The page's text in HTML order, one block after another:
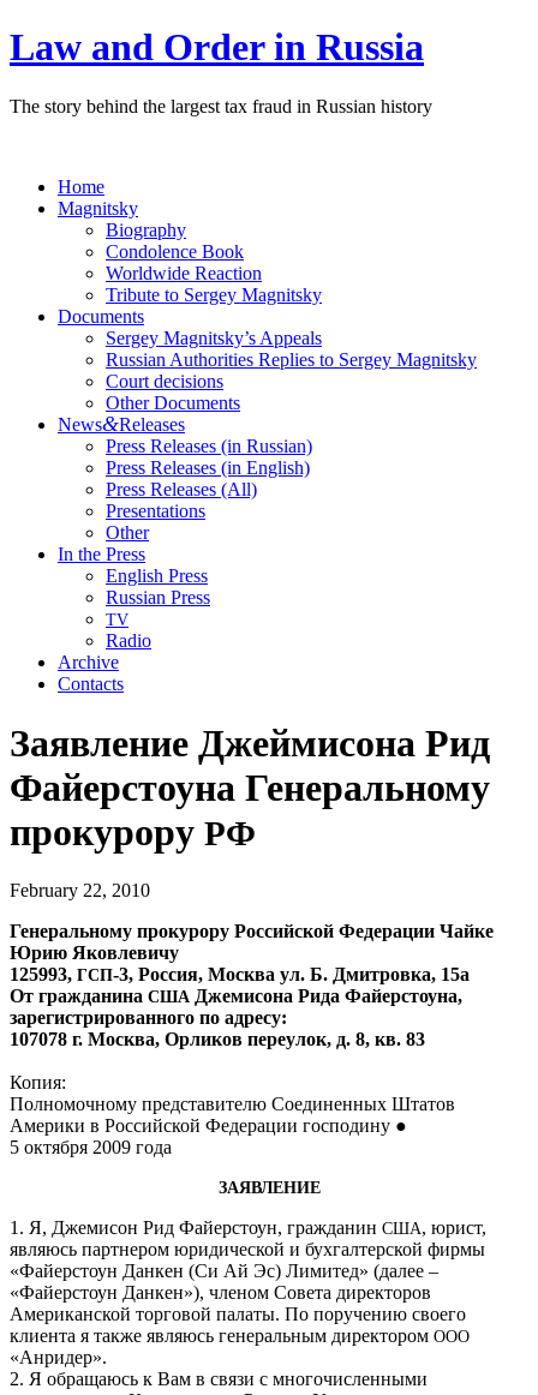
Law and Order in Russia
The story behind the largest tax fraud in Russian history
Home
Magnitsky
Biography
Condolence Book
Worldwide Reaction
Tribute to Sergey Magnitsky
Documents
Sergey Magnitsky’s Appeals
Russian Authorities Replies to Sergey Magnitsky
Court decisions
Other Documents
News&Releases
Press Releases (in Russian)
Press Releases (in English)
Press Releases (All)
Presentations
Other
In the Press
English Press
Russian Press
TV
Radio
Archive
Contacts
Заявление Джеймисона Рид
Файерстоуна Генеральному
прокурору РФ
February 22, 2010
Генеральному прокурору Российской Федерации Чайке
Юрию Яковлевичу
125993, ГСП‑3, Россия, Москва ул. Б. Дмитровка, 15а
От гражданина США Джемисона Рида Файерстоуна,
зарегистрированного по адресу:
107078 г. Москва, Орликов переулок, д. 8, кв. 83
Копия:
Полномочному представителю Соединенных Штатов
Америки в Российской Федерации господину ●
5 октября 2009 года
ЗАЯВЛЕНИЕ
1. Я, Джемисон Рид Файерстоун, гражданин США, юрист,
являюсь партнером юридической и бухгалтерской фирмы
«Файерстоун Данкен (Си Ай Эс) Лимитед» (далее –
«Файерстоун Данкен»), членом Совета директоров
Американской торговой палаты. По поручению своего
клиента я также являюсь генеральным директором ООО
«Анридер».
2. Я обращаюсь к Вам в связи с многочисленными